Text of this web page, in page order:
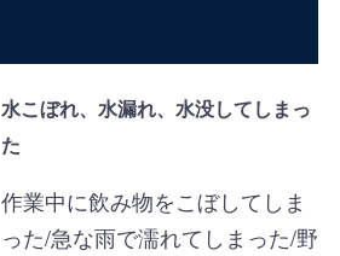
水こぼれ、水漏れ、水没してしまっ
た
作業中に飲み物をこぼしてしま
った/急な雨で濡れてしまった/野